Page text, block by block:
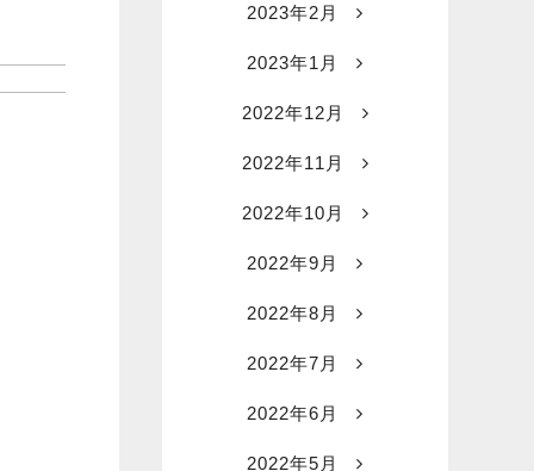
2023年2月
2023年1月
2022年12月
2022年11月
2022年10月
2022年9月
2022年8月
2022年7月
2022年6月
2022年5月